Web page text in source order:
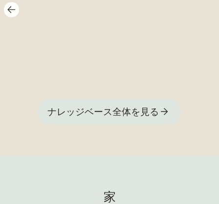
ナレッジベース全体を見る
家